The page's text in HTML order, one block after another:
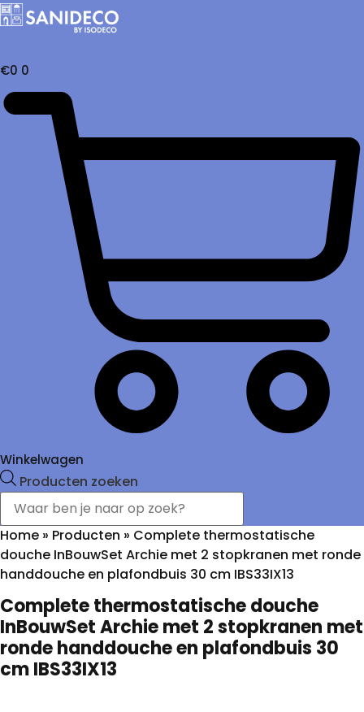
€0 0
Winkelwagen
Producten zoeken
Home » Producten » Complete thermostatische
douche InBouwSet Archie met 2 stopkranen met ronde
handdouche en plafondbuis 30 cm IBS33IX13
Complete thermostatische douche
InBouwSet Archie met 2 stopkranen met
ronde handdouche en plafondbuis 30
cm IBS33IX13